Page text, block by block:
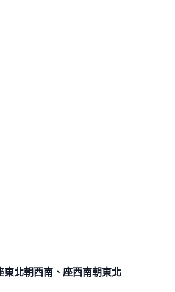
東北朝西南、座西南朝東北